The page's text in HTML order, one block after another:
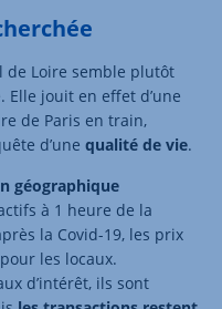
de Loire semble plutôt
jouit en effet d’une
de Paris en train,
d’une qualité de vie.
géographique
à 1 heure de la
la Covid-19, les prix
les locaux.
d’intérêt, ils sont